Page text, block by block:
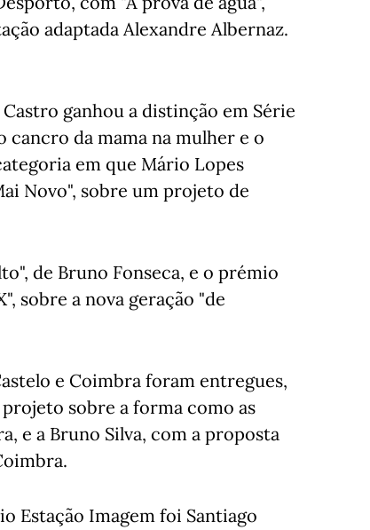
adaptada Alexandre Albernaz.
ganhou a distinção em Série
cancro da mama na mulher e o
em que Mário Lopes
Novo", sobre um projeto de
de Bruno Fonseca, e o prémio
sobre a nova geração "de
e Coimbra foram entregues,
sobre a forma como as
e a Bruno Silva, com a proposta
Estação Imagem foi Santiago